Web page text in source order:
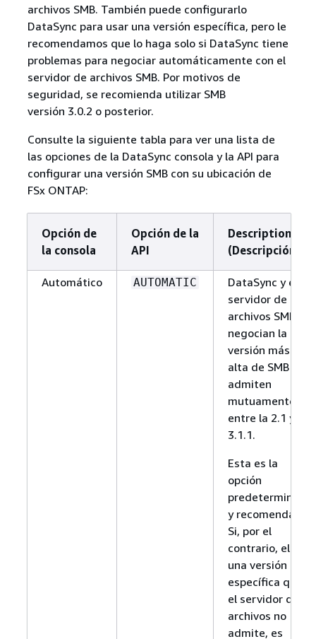
archivos SMB. También puede configurarlo
DataSync para usar una versión específica, pero le
recomendamos que lo haga solo si DataSync tiene
problemas para negociar automáticamente con el
servidor de archivos SMB. Por motivos de
seguridad, se recomienda utilizar SMB
versión 3.0.2 o posterior.
Consulte la siguiente tabla para ver una lista de
las opciones de la DataSync consola y la API para
configurar una versión SMB con su ubicación de
FSx ONTAP:
Opción de
la consola
Opción de la
API
Description
(Descripción)
Automático AUTOMATIC
DataSync y el
servidor de
archivos SMB
negocian la
versión más
alta de SMB que
admiten
mutuamente,
entre la 2.1 y la
3.1.1.
Esta es la
opción
predeterminada
y recomendada.
Si, por el
contrario, elige
una versión
específica que
el servidor de
archivos no
admite, es